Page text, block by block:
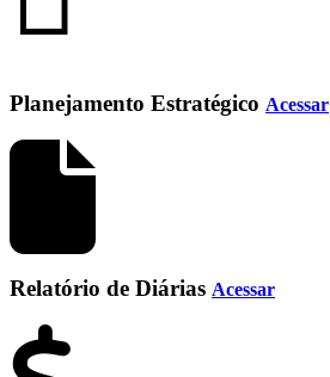
Planejamento Estratégico Acessar
Relatório de Diárias Acessar